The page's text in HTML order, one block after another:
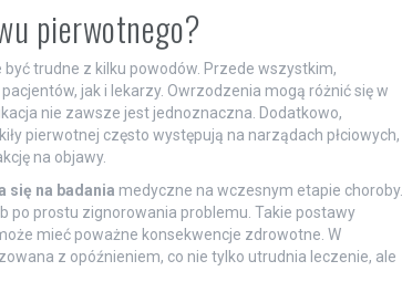
pierwotnego?
trudne z kilku powodów. Przede wszystkim,
jak i lekarzy. Owrzodzenia mogą różnić się w
nie zawsze jest jednoznaczna. Dodatkowo,
pierwotnej często występują na narządach płciowych,
na objawy.
się na badania medyczne na wczesnym etapie choroby.
po prostu zignorowania problemu. Takie postawy
mieć poważne konsekwencje zdrowotne. W
z opóźnieniem, co nie tylko utrudnia leczenie, ale